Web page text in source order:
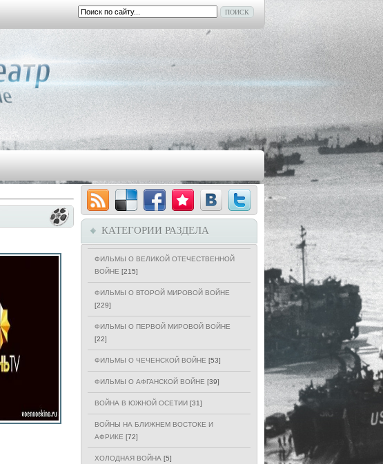
КАТЕГОРИИ РАЗДЕЛА
ФИЛЬМЫ О ВЕЛИКОЙ ОТЕЧЕСТВЕННОЙ
ВОЙНЕ [215]
ФИЛЬМЫ О ВТОРОЙ МИРОВОЙ ВОЙНЕ
[229]
ФИЛЬМЫ О ПЕРВОЙ МИРОВОЙ ВОЙНЕ
[22]
ФИЛЬМЫ О ЧЕЧЕНСКОЙ ВОЙНЕ [53]
ФИЛЬМЫ О АФГАНСКОЙ ВОЙНЕ [39]
ВОЙНА В ЮЖНОЙ ОСЕТИИ [31]
ВОЙНЫ НА БЛИЖНЕМ ВОСТОКЕ И
АФРИКЕ [72]
ХОЛОДНАЯ ВОЙНА [5]